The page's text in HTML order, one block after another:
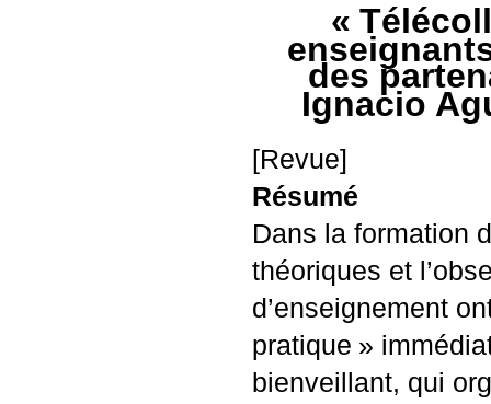
«
des
Ignacio
[Revue]
Résumé
Dans la formation
théoriques et
d’enseignement
pratique »
bienveillant, qui